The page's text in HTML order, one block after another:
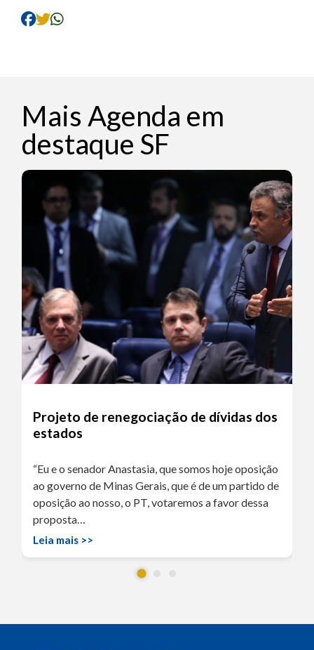
Mais Agenda em
destaque SF
Projeto de renegociação de dívidas dos
estados
“Eu e o senador Anastasia, que somos hoje oposição
ao governo de Minas Gerais, que é de um partido de
oposição ao nosso, o PT, votaremos a favor dessa
proposta…
Leia mais >>